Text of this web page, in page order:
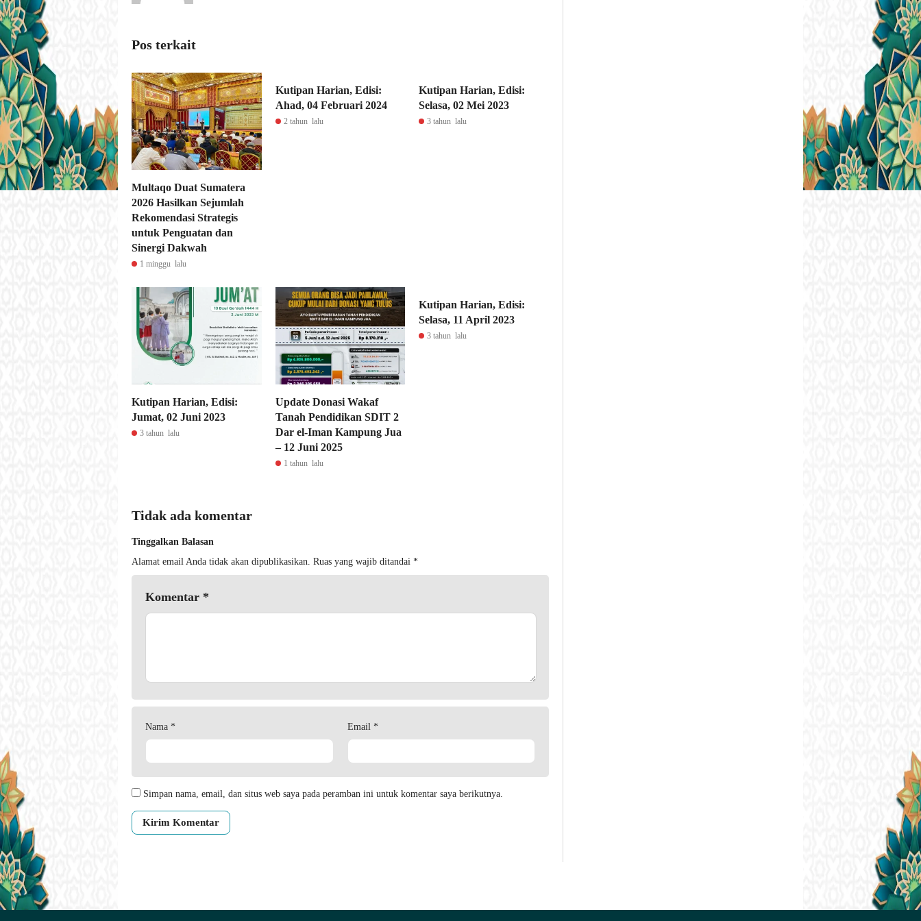
Pos terkait
Multaqo Duat Sumatera
2026 Hasilkan Sejumlah
Rekomendasi Strategis
untuk Penguatan dan
Sinergi Dakwah
1 minggu lalu
Kutipan Harian, Edisi:
Ahad, 04 Februari 2024
2 tahun lalu
Kutipan Harian, Edisi:
Selasa, 02 Mei 2023
3 tahun lalu
Kutipan Harian, Edisi:
Jumat, 02 Juni 2023
3 tahun lalu
Update Donasi Wakaf
Tanah Pendidikan SDIT 2
Dar el-Iman Kampung Jua
– 12 Juni 2025
1 tahun lalu
Kutipan Harian, Edisi:
Selasa, 11 April 2023
3 tahun lalu
Tidak ada komentar
Tinggalkan Balasan
Alamat email Anda tidak akan dipublikasikan. Ruas yang wajib ditandai *
Komentar *
Nama * Email *
Simpan nama, email, dan situs web saya pada peramban ini untuk komentar saya berikutnya.